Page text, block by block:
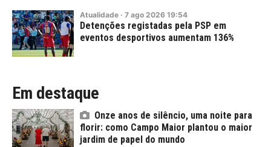
Atualidade · 7 ago 2026 19:54
Detenções registadas pela PSP em
eventos desportivos aumentam 136%
Em destaque
Onze anos de silêncio, uma noite para
florir: como Campo Maior plantou o maior
jardim de papel do mundo